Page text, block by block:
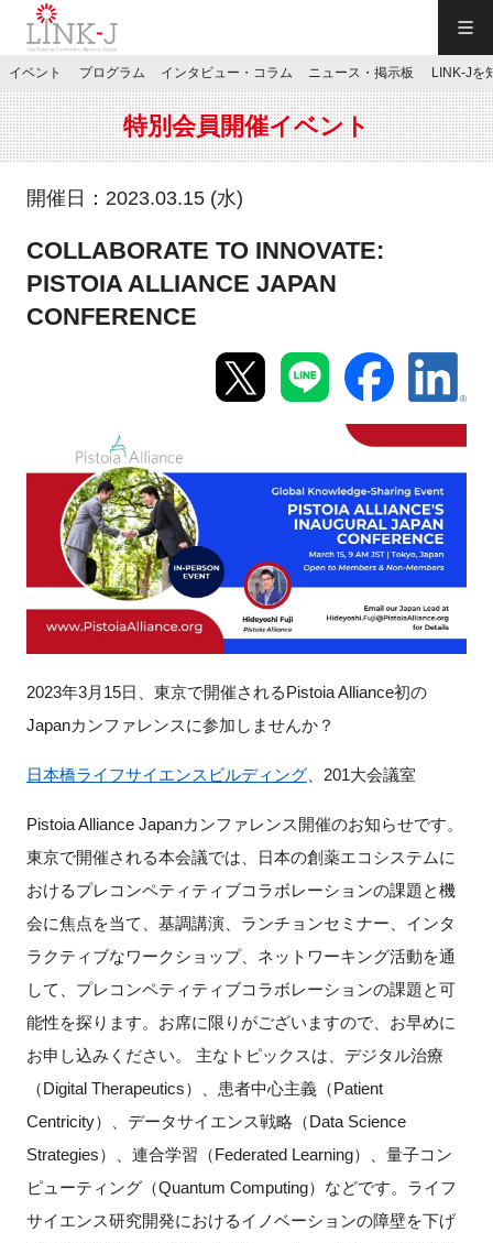
JP／EN
マイページ
新規登録
イベント
プログラム
ニュース・掲示板
LINK-Jを知る
特別会員
イベントお知らせメール登録
イベント プログラム インタビュー・コラム ニュース・掲示板 LINK-Jを
特別会員開催イベント
開催日：2023.03.15 (水)
COLLABORATE TO INNOVATE:
PISTOIA ALLIANCE JAPAN
CONFERENCE
2023年3月15日、東京で開催されるPistoia Alliance初の
Japanカンファレンスに参加しませんか？
日本橋ライフサイエンスビルディング、201大会議室
Pistoia Alliance Japanカンファレンス開催のお知らせです。
東京で開催される本会議では、日本の創薬エコシステムに
おけるプレコンペティティブコラボレーションの課題と機
会に焦点を当て、基調講演、ランチョンセミナー、 インタ
ラクティブなワークショップ、ネットワーキング活動を通
して、プレコンペティティブコラボレーションの課題と可
能性を探ります。お席に限りがございますので、お早めに
お申し込みください。 主なトピックスは、デジタル治療
（Digital Therapeutics）、患者中心主義（Patient
Centricity）、データサイエンス戦略（Data Science
Strategies）、連合学習（Federated Learning）、量子コン
ピューティング（Quantum Computing）などです。ライフ
サイエンス研究開発におけるイノベーションの障壁を下げ